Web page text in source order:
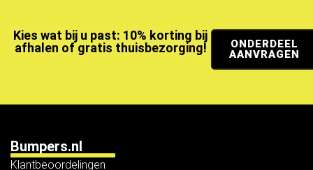
Kies wat bij u past: 10% korting bij
afhalen of gratis thuisbezorging!
ONDERDEEL
AANVRAGEN
Bumpers.nl
Klantbeoordelingen